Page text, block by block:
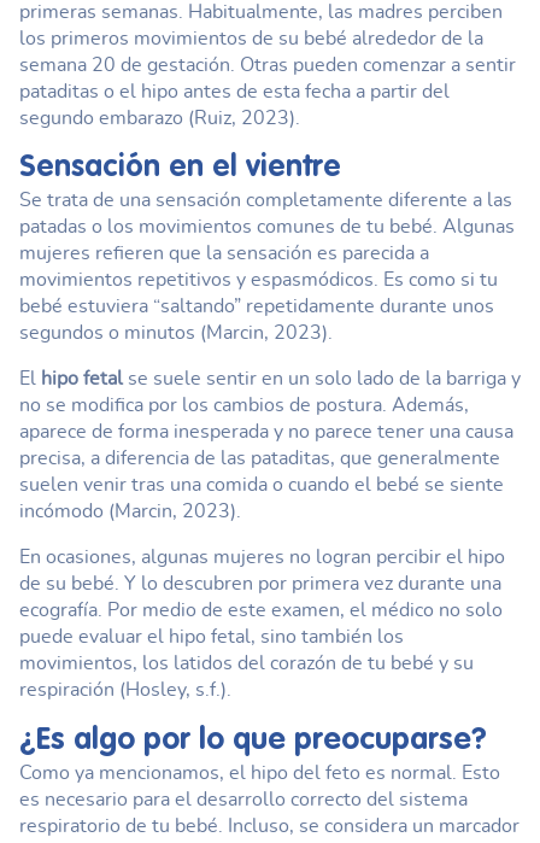
primeras semanas. Habitualmente, las madres perciben
los primeros movimientos de su bebé alrededor de la
semana 20 de gestación. Otras pueden comenzar a sentir
pataditas o el hipo antes de esta fecha a partir del
segundo embarazo (Ruiz, 2023).
Sensación en el vientre
Se trata de una sensación completamente diferente a las
patadas o los movimientos comunes de tu bebé. Algunas
mujeres refieren que la sensación es parecida a
movimientos repetitivos y espasmódicos. Es como si tu
bebé estuviera “saltando” repetidamente durante unos
segundos o minutos (Marcin, 2023).
El hipo fetal se suele sentir en un solo lado de la barriga y
no se modifica por los cambios de postura. Además,
aparece de forma inesperada y no parece tener una causa
precisa, a diferencia de las pataditas, que generalmente
suelen venir tras una comida o cuando el bebé se siente
incómodo (Marcin, 2023).
En ocasiones, algunas mujeres no logran percibir el hipo
de su bebé. Y lo descubren por primera vez durante una
ecografía. Por medio de este examen, el médico no solo
puede evaluar el hipo fetal, sino también los
movimientos, los latidos del corazón de tu bebé y su
respiración (Hosley, s.f.).
¿Es algo por lo que preocuparse?
Como ya mencionamos, el hipo del feto es normal. Esto
es necesario para el desarrollo correcto del sistema
respiratorio de tu bebé. Incluso, se considera un marcador